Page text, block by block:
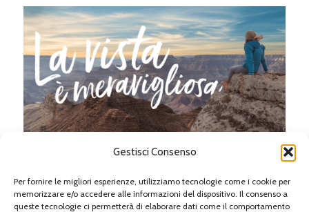
Gestisci Consenso
Per fornire le migliori esperienze, utilizziamo tecnologie come i cookie per
memorizzare e/o accedere alle informazioni del dispositivo. Il consenso a
queste tecnologie ci permetterà di elaborare dati come il comportamento